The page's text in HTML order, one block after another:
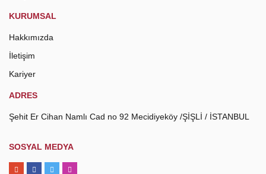
KURUMSAL
Hakkımızda
İletişim
Kariyer
ADRES
Şehit Er Cihan Namlı Cad no 92 Mecidiyeköy /ŞİŞLİ / İSTANBUL
SOSYAL MEDYA